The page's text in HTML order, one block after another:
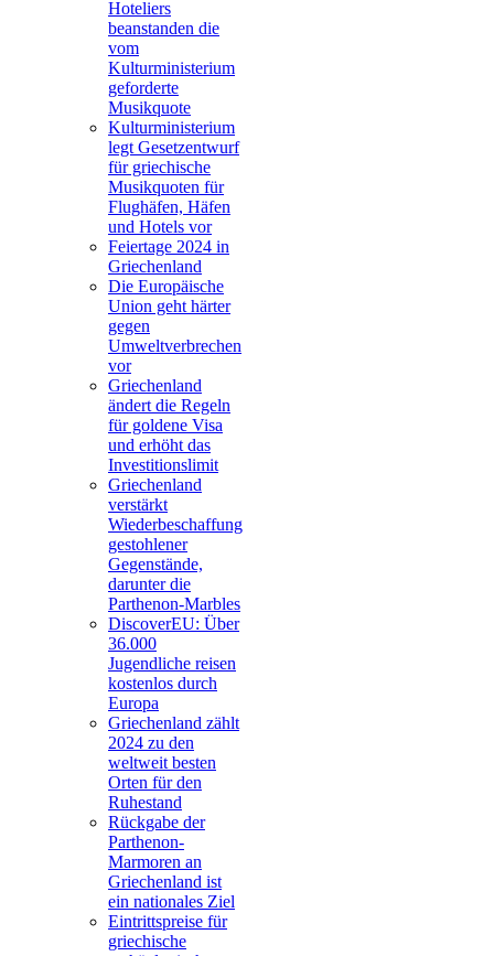
Hoteliers
beanstanden die
vom
Kulturministerium
geforderte
Musikquote
Kulturministerium
legt Gesetzentwurf
für griechische
Musikquoten für
Flughäfen, Häfen
und Hotels vor
Feiertage 2024 in
Griechenland
Die Europäische
Union geht härter
gegen
Umweltverbrechen
vor
Griechenland
ändert die Regeln
für goldene Visa
und erhöht das
Investitionslimit
Griechenland
verstärkt
Wiederbeschaffung
gestohlener
Gegenstände,
darunter die
Parthenon-Marbles
DiscoverEU: Über
36.000
Jugendliche reisen
kostenlos durch
Europa
Griechenland zählt
2024 zu den
weltweit besten
Orten für den
Ruhestand
Rückgabe der
Parthenon-
Marmoren an
Griechenland ist
ein nationales Ziel
Eintrittspreise für
griechische